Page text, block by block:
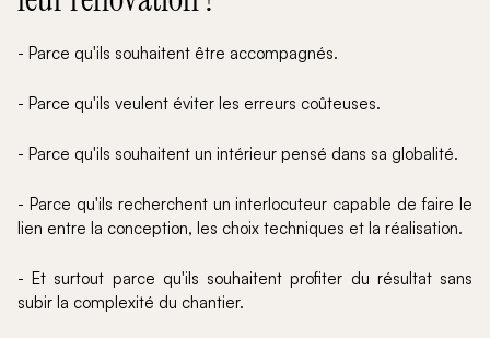
- Parce qu'ils souhaitent être accompagnés.
- Parce qu'ils veulent éviter les erreurs coûteuses.
- Parce qu'ils souhaitent un intérieur pensé dans sa globalité.
- Parce qu'ils recherchent un interlocuteur capable de faire le
lien entre la conception, les choix techniques et la réalisation.
- Et surtout parce qu'ils souhaitent profiter du résultat sans
subir la complexité du chantier.